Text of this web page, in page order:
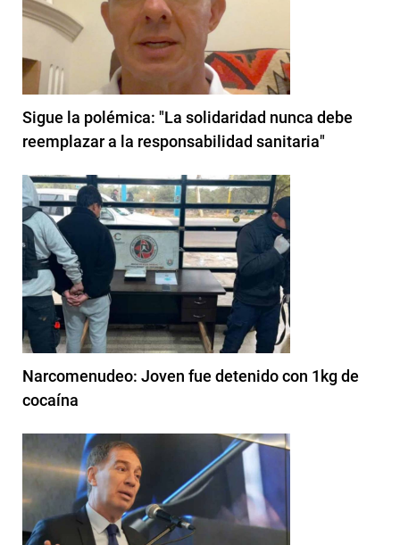
Sigue la polémica: "La solidaridad nunca debe
reemplazar a la responsabilidad sanitaria"
Narcomenudeo: Joven fue detenido con 1kg de
cocaína